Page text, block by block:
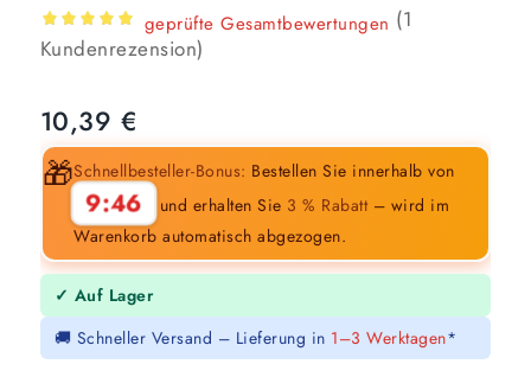
Bewertet
basierend
auf
1
Kundenbewertung
geprüfte Gesamtbewertungen (1
Kundenrezension)
10,39 €
🎁Schnellbesteller-Bonus: Bestellen Sie innerhalb von
9:45 und erhalten Sie 3 % Rabatt– wird im
Warenkorb automatisch abgezogen.
✓ Auf Lager
🚚 Schneller Versand – Lieferung in 1–3 Werktagen*